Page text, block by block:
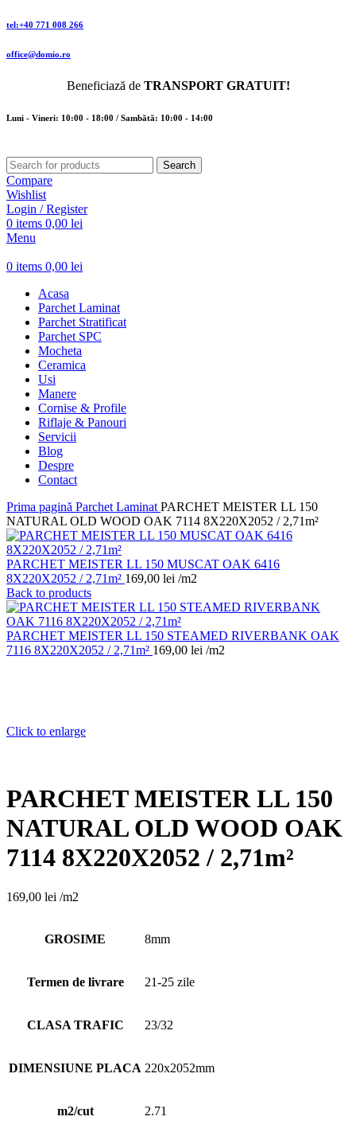
tel:+40 771 008 266
office@domio.ro
Beneficiază de TRANSPORT GRATUIT!
Luni - Vineri: 10:00 - 18:00 / Sambătă: 10:00 - 14:00
Search
Compare
Wishlist
Login / Register
0 items 0,00 lei
Menu
0 items 0,00 lei
Acasa
Parchet Laminat
Parchet Stratificat
Parchet SPC
Mocheta
Ceramica
Usi
Manere
Cornise & Profile
Riflaje & Panouri
Servicii
Blog
Despre
Contact
Prima pagină Parchet Laminat PARCHET MEISTER LL 150
NATURAL OLD WOOD OAK 7114 8X220X2052 / 2,71m²
PARCHET MEISTER LL 150 MUSCAT OAK 6416
8X220X2052 / 2,71m² 169,00 lei /m2
Back to products
PARCHET MEISTER LL 150 STEAMED RIVERBANK OAK
7116 8X220X2052 / 2,71m² 169,00 lei /m2
Click to enlarge
PARCHET MEISTER LL 150
NATURAL OLD WOOD OAK
7114 8X220X2052 / 2,71m²
169,00 lei /m2
GROSIME 8mm
Termen de livrare 21-25 zile
CLASA TRAFIC 23/32
DIMENSIUNE PLACA 220x2052mm
m2/cut 2.71